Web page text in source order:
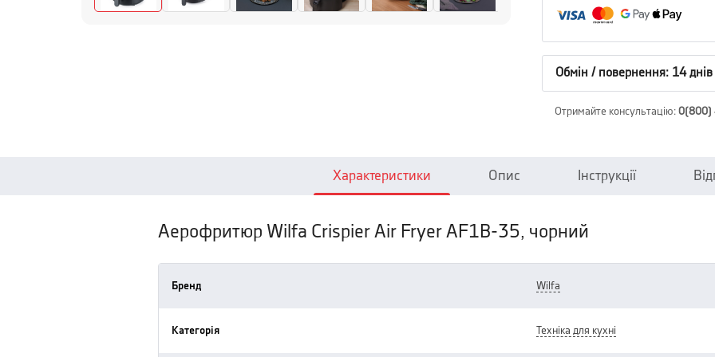
Обмін / повернення: 14 днів
Отримайте консультацію: 0(800)
Характеристики Опис Інструкції
Аерофритюр Wilfa Crispier Air Fryer AF1B-35, чорний
Бренд wilfa
Категорія техніка для кухні